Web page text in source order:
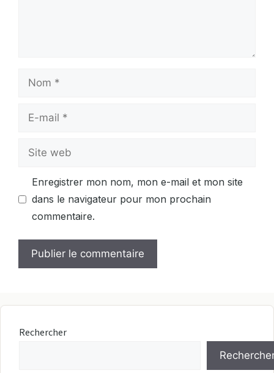
Nom
Site
Enregistrer mon nom, mon e-mail et mon site
dans le navigateur pour mon prochain
commentaire.
Rechercher